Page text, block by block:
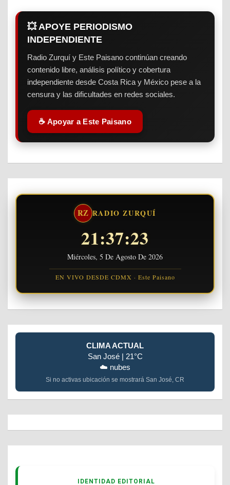
💥 APOYE PERIODISMO
INDEPENDIENTE
Radio Zurquí y Este Paisano continúan creando
contenido libre, análisis político y cobertura
independiente desde Costa Rica y México pese a la
censura y las dificultades en redes sociales.
☕ Apoyar a Este Paisano
RZ RADIO ZURQUÍ
21:37:24
Miércoles, 5 De Agosto De 2026
EN VIVO DESDE CDMX · Este Paisano
CLIMA ACTUAL
San José | 21°C
☁️ nubes
Si no activas ubicación se mostrará San José, CR
IDENTIDAD EDITORIAL